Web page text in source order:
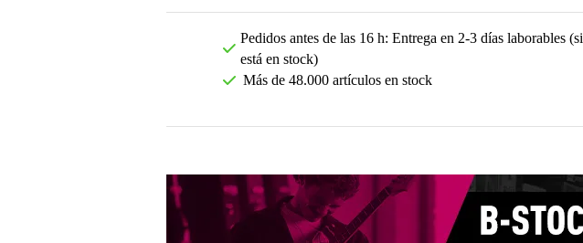
Pedidos antes de las 16 h: Entrega en 2-3 días laborables (si
está en stock)
Más de 48.000 artículos en stock